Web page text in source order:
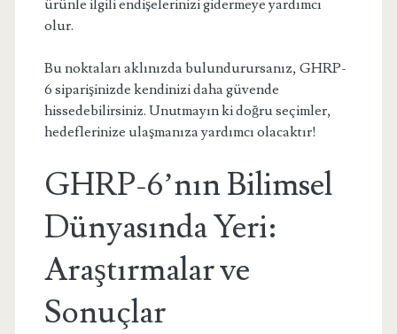
ürünle ilgili endişelerinizi gidermeye yardımcı
olur.
Bu noktaları aklınızda bulundurursanız, GHRP-
6 siparişinizde kendinizi daha güvende
hissedebilirsiniz. Unutmayın ki doğru seçimler,
hedeflerinize ulaşmanıza yardımcı olacaktır!
GHRP-6’nın Bilimsel
Dünyasında Yeri:
Araştırmalar ve
Sonuçlar